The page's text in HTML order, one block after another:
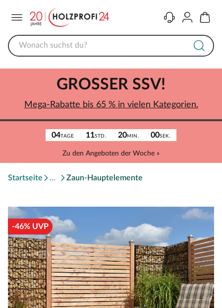
KontaktKonto
04TAGE 11STD. 20MIN. 00SEK.
Zu den Angeboten der Woche »
GROSSER SSV!
Mega-Rabatte bis 65 % in vielen Kategorien.
Startseite Zaun-Hauptelemente
-46% UVP